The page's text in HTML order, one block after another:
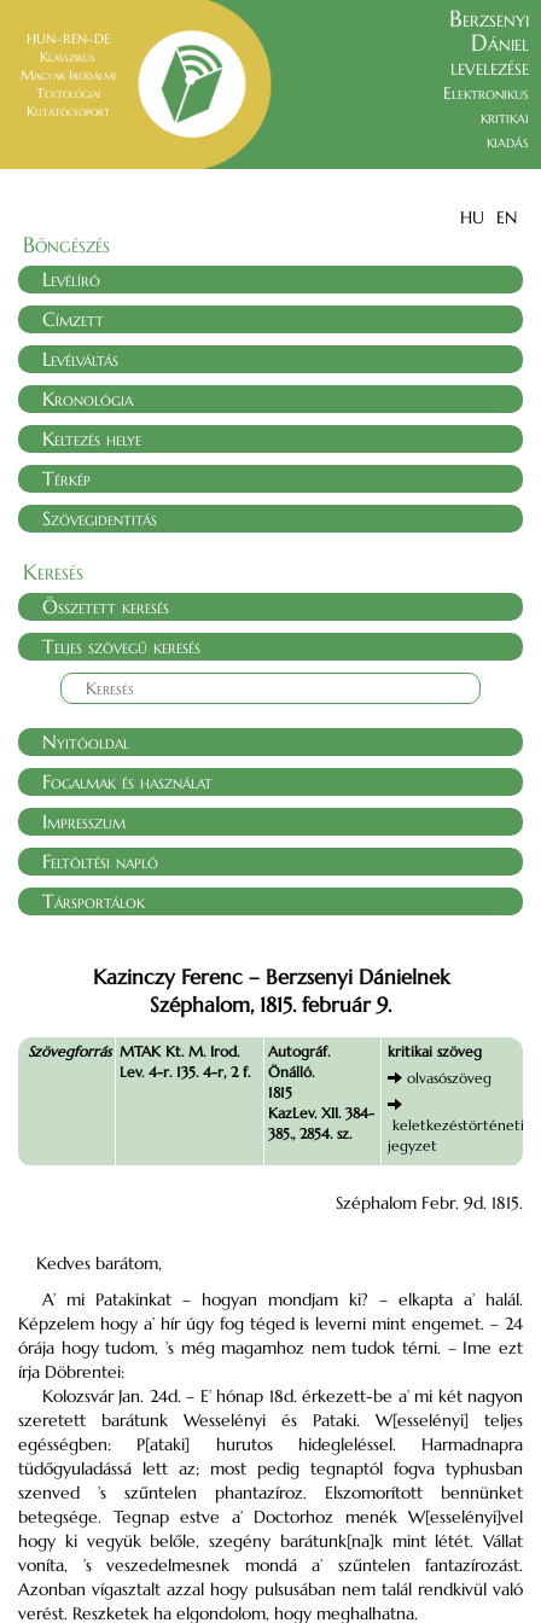
HUN–REN–DE
Klasszikus
Magyar Irodalmi
Textológiai
Kutatócsoport
Berzsenyi
Dániel
levelezése
Elektronikus
kritikai
kiadás
HU EN
Böngészés
Levélíró
Címzett
Levélváltás
Kronológia
Keltezés helye
Térkép
Szövegidentitás
Keresés
Összetett keresés
Teljes szövegű keresés
Nyitóoldal
Fogalmak és használat
Impresszum
Feltöltési napló
Társportálok
Kazinczy Ferenc – Berzsenyi Dánielnek
Széphalom, 1815. február 9.
Szövegforrás MTAK Kt. M. Irod.
Lev. 4-r. 135. 4-r, 2 f.
Autográf.
Önálló.
1815
KazLev. XII. 384-
385., 2854. sz.
kritikai szöveg
olvasószöveg
keletkezéstörténeti
jegyzet
Széphalom Febr. 9d. 1815.
Kedves barátom,
A’ mi Patakinkat – hogyan mondjam ki? – elkapta a’ halál.
Képzelem hogy a’ hír úgy fog téged is leverni mint engemet. – 24
órája hogy tudom, ’s még magamhoz nem tudok térni. – Ime ezt
írja Döbrentei:
Kolozsvár Jan. 24d. – E’ hónap 18d. érkezett-be a’ mi két nagyon
szeretett barátunk Wesselényi és Pataki. W[esselényi] teljes
egésségben: P[ataki] hurutos hidegleléssel. Harmadnapra
tüdőgyuladássá lett az; most pedig tegnaptól fogva typhusban
szenved ’s szűntelen phantazíroz. Elszomorított bennünket
betegsége. Tegnap estve a’ Doctorhoz menék W[esselényi]vel
hogy ki vegyük belőle, szegény barátunk[na]k mint létét. Vállat
voníta, ’s veszedelmesnek mondá a’ szűntelen fantazírozást.
Azonban vígasztalt azzal hogy pulsusában nem talál rendkivül való
verést. Reszketek ha elgondolom, hogy meghalhatna.